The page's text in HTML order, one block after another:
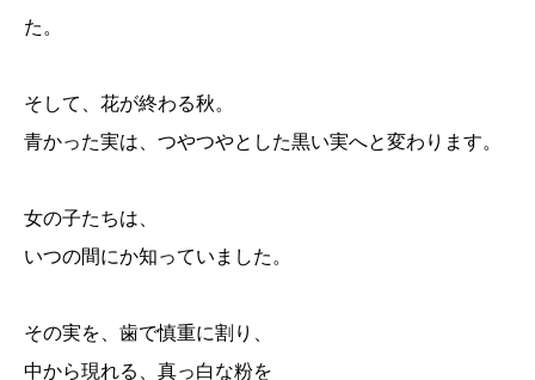
た。
そして、花が終わる秋。
青かった実は、つやつやとした黒い実へと変わります。
女の子たちは、
いつの間にか知っていました。
その実を、歯で慎重に割り、
中から現れる、真っ白な粉を